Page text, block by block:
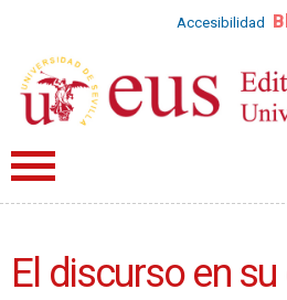
Accesibilidad
El discurso en